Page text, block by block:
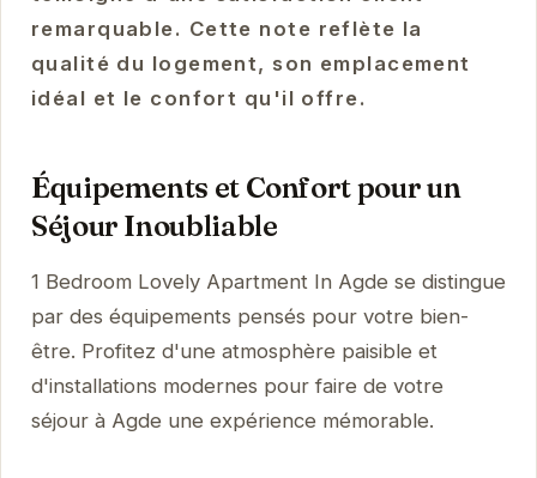
remarquable. Cette note reflète la
qualité du logement, son emplacement
idéal et le confort qu'il offre.
Équipements et Confort pour un
Séjour Inoubliable
1 Bedroom Lovely Apartment In Agde se distingue
par des équipements pensés pour votre bien-
être. Profitez d'une atmosphère paisible et
d'installations modernes pour faire de votre
séjour à Agde une expérience mémorable.